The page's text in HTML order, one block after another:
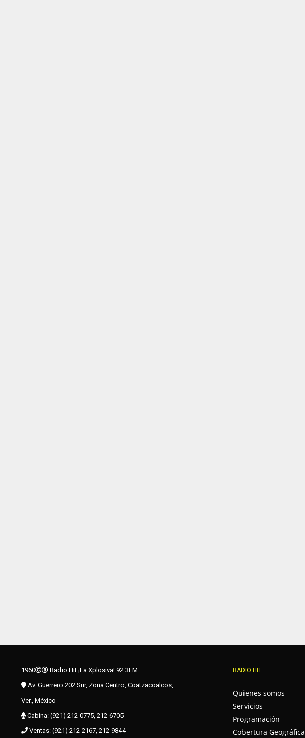
1960
Radio Hit ¡La Xplosiva! 92.3FM
Av. Guerrero 202 Sur, Zona Centro, Coatzacoalcos,
Ver., México
Cabina: (921) 212-0775, 212-6705
Ventas: (921) 212-2167, 212-9844
RADIO HIT
Quienes somos
Servicios
Programación
Cobertura Geográfica